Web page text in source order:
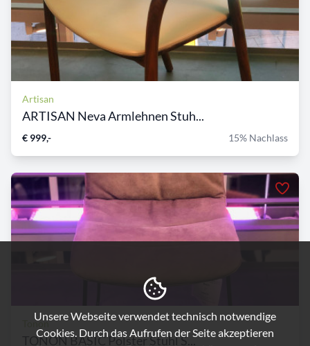
Artisan
ARTISAN Neva Armlehnen Stuh...
€ 999,- 15% Nachlass
Tonon
TONON BASIC Polster Stuhl S...
Unsere Webseite verwendet technisch notwendige
Cookies. Durch das Aufrufen der Seite akzeptieren